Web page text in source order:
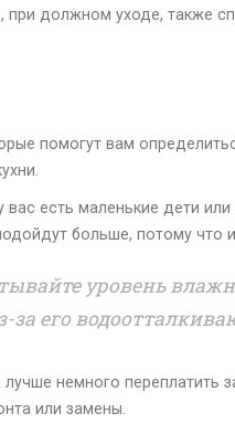
, при должном уходе, также
помогут вам
вас есть маленькие дети
больше, потому что
уровень
его
немного переплатить
или замены.